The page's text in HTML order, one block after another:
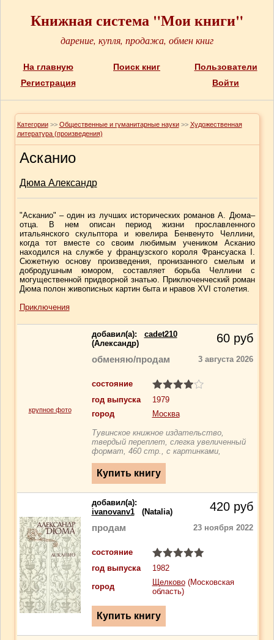
Книжная система "Мои книги"
дарение, купля, продажа, обмен книг
На главную Поиск книг
Пользователи
Регистрация
Войти
Категории >> Общественные и гуманитарные науки >> Художественная
литература (произведения)
Асканио
Дюма Александр
"Асканио" – один из лучших исторических романов А. Дюма–
отца. В нем описан период жизни прославленного
итальянского скульптора и ювелира Бенвенуто Челлини,
когда тот вместе со своим любимым учеником Асканио
находился на службе у французского короля Франсуаска I.
Сюжетную основу произведения, пронизанного смелым и
добродушным юмором, составляет борьба Челлини с
могущественной придворной знатью. Приключенческий роман
Дюма полон живописных картин быта и нравов XVI столетия.
Приключения
крупное фото
добавил(a): cadet210
(Александр)
60 руб
обменяю/продам 3 августа 2026
состояние
год выпуска
1979
город
Москва
Тувинское книжное издательство,
твердый переплет, слегка увеличенный
формат, 460 стр., с картинками,
добавил(a):
ivanovanv1
(Natalia) 420 руб
продам 23 ноября 2022
состояние
год выпуска
1982
город
Щелково(Московская
область)